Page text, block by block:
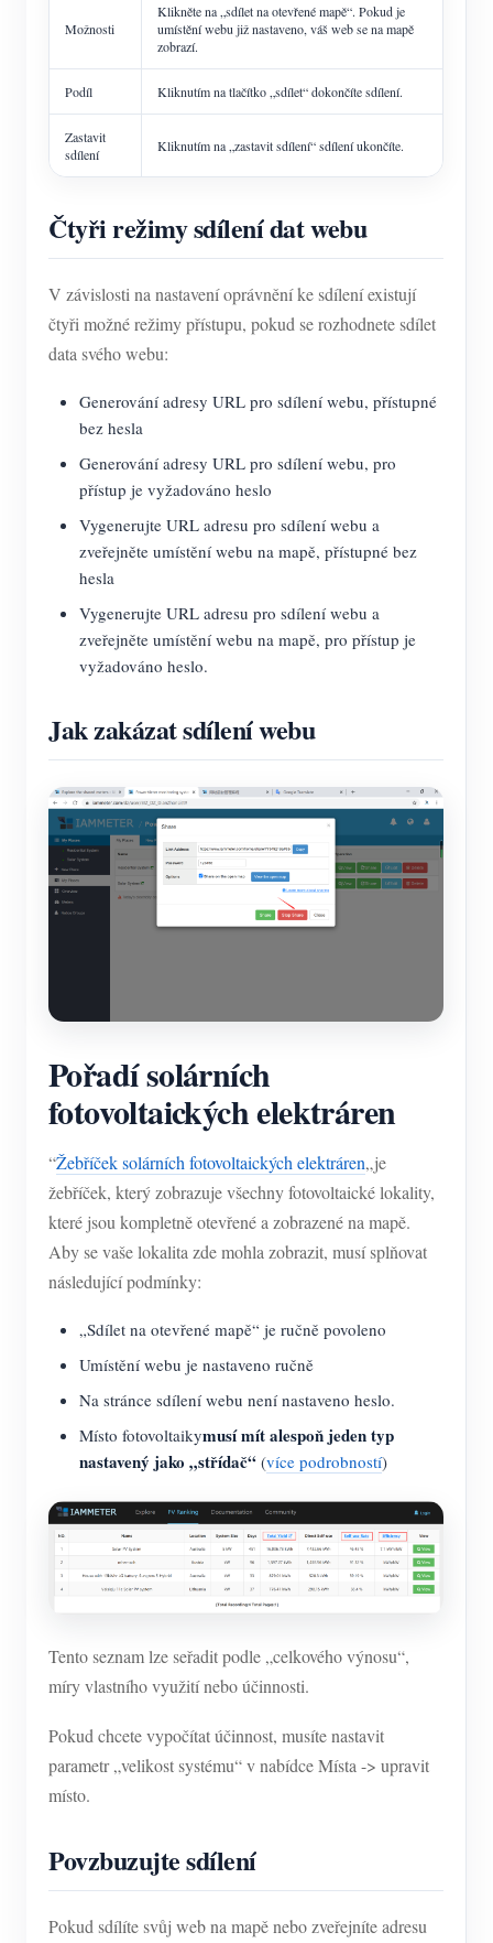
Možnosti
Klikněte na „sdílet na otevřené mapě“. Pokud je
umístění webu již nastaveno, váš web se na mapě
zobrazí.
Podíl Kliknutím na tlačítko „sdílet“ dokončíte sdílení.
Zastavit
sdílení
Kliknutím na „zastavit sdílení“ sdílení ukončíte.
Čtyři režimy sdílení dat webu
V závislosti na nastavení oprávnění ke sdílení existují
čtyři možné režimy přístupu, pokud se rozhodnete sdílet
data svého webu:
Generování adresy URL pro sdílení webu, přístupné
bez hesla
Generování adresy URL pro sdílení webu, pro
přístup je vyžadováno heslo
Vygenerujte URL adresu pro sdílení webu a
zveřejněte umístění webu na mapě, přístupné bez
hesla
Vygenerujte URL adresu pro sdílení webu a
zveřejněte umístění webu na mapě, pro přístup je
vyžadováno heslo.
Jak zakázat sdílení webu
Pořadí solárních
fotovoltaických elektráren
“Žebříček solárních fotovoltaických elektráren„je
žebříček, který zobrazuje všechny fotovoltaické lokality,
které jsou kompletně otevřené a zobrazené na mapě.
Aby se vaše lokalita zde mohla zobrazit, musí splňovat
následující podmínky:
„Sdílet na otevřené mapě“ je ručně povoleno
Umístění webu je nastaveno ručně
Na stránce sdílení webu není nastaveno heslo.
Místo fotovoltaikymusí mít alespoň jeden typ
nastavený jako „střídač“ (více podrobností)
Tento seznam lze seřadit podle „celkového výnosu“,
míry vlastního využití nebo účinnosti.
Pokud chcete vypočítat účinnost, musíte nastavit
parametr „velikost systému“ v nabídce Místa -> upravit
místo.
Povzbuzujte sdílení
Pokud sdílíte svůj web na mapě nebo zveřejníte adresu